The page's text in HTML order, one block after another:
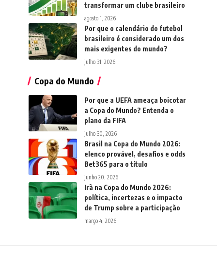
transformar um clube brasileiro
agosto 1, 2026
Por que o calendário do futebol
brasileiro é considerado um dos
mais exigentes do mundo?
julho 31, 2026
Copa do Mundo
Por que a UEFA ameaça boicotar
a Copa do Mundo? Entenda o
plano da FIFA
julho 30, 2026
Brasil na Copa do Mundo 2026:
elenco provável, desafios e odds
Bet365 para o título
junho 20, 2026
Irã na Copa do Mundo 2026:
política, incertezas e o impacto
de Trump sobre a participação
março 4, 2026